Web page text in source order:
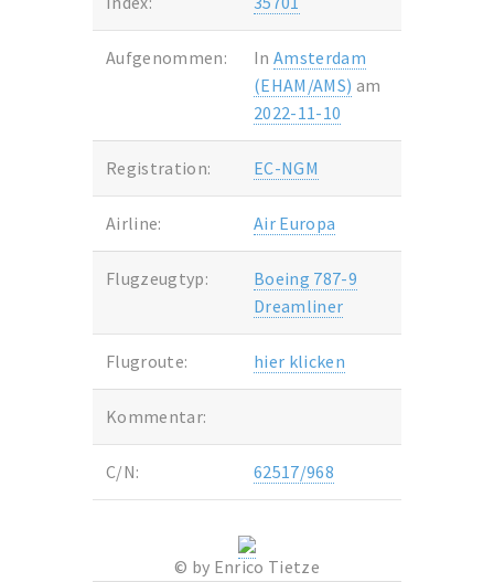
Aufgenommen: In Amsterdam
(EHAM/AMS) am
2022-11-10
Registration: EC-NGM
Airline: Air Europa
Flugzeugtyp:
Boeing 787-9
Dreamliner
Flugroute: hier klicken
Kommentar:
C/N: 62517/968
© by Enrico Tietze